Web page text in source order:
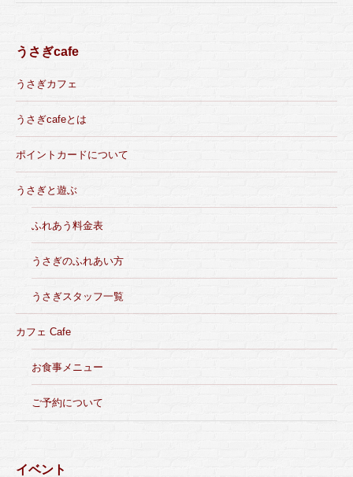
うさぎcafe
うさぎカフェ
うさぎcafeとは
ポイントカードについて
うさぎと遊ぶ
ふれあう料金表
うさぎのふれあい方
うさぎスタッフ一覧
カフェ Cafe
お食事メニュー
ご予約について
イベント